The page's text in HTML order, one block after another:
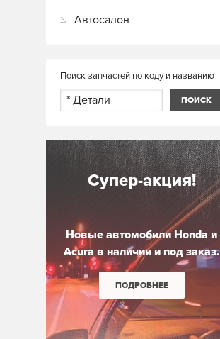
Автосалон
Поиск запчастей по коду и названию
Супер-акция!
Новые автомобили Honda и
Acura в наличии и под заказ.
ПОДРОБНЕЕ